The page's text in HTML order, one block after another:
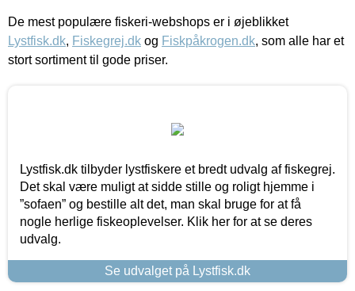
De mest populære fiskeri-webshops er i øjeblikket
Lystfisk.dk, Fiskegrej.dk og Fiskpåkrogen.dk, som alle har et
stort sortiment til gode priser.
Lystfisk.dk tilbyder lystfiskere et bredt udvalg af fiskegrej.
Det skal være muligt at sidde stille og roligt hjemme i
”sofaen” og bestille alt det, man skal bruge for at få
nogle herlige fiskeoplevelser. Klik her for at se deres
udvalg.
Se udvalget på Lystfisk.dk